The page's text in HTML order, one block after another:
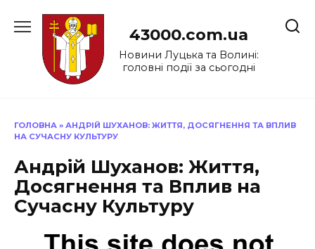
до
43000.com.ua
Новини Луцька та Волині:
головні події за сьогодні
ГОЛОВНА » АНДРІЙ ШУХАНОВ: ЖИТТЯ, ДОСЯГНЕННЯ ТА ВПЛИВ
НА СУЧАСНУ КУЛЬТУРУ
Андрій Шуханов: Життя,
Досягнення та Вплив на
Сучасну Культуру